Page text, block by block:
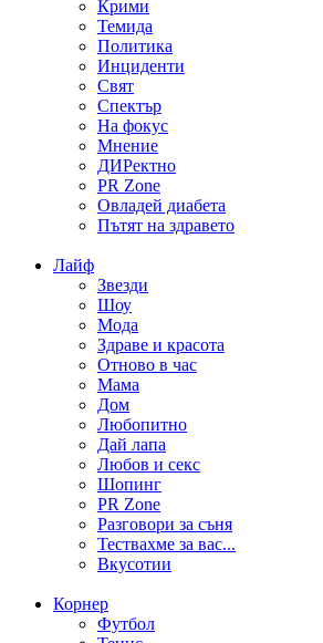
Крими
Темида
Политика
Инциденти
Свят
Спектър
На фокус
Мнение
ДИРектно
PR Zone
Овладей диабета
Пътят на здравето
Лайф
Звезди
Шоу
Мода
Здраве и красота
Отново в час
Мама
Дом
Любопитно
Дай лапа
Любов и секс
Шопинг
PR Zone
Разговори за съня
Тествахме за вас...
Вкусотии
Корнер
Футбол